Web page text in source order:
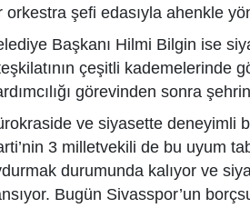
orkestra şefi edasıyla ahenkle
Başkanı Hilmi Bilgin ise
çeşitli kademelerinde
görevinden sonra
ve siyasette deneyimli
3 milletvekili de bu uyum
durumunda kalıyor ve
Bugün Sivasspor’un